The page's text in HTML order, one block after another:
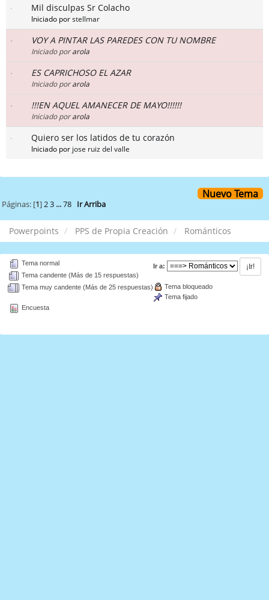
Mil disculpas Sr Colacho
Iniciado porstellmar
VOY A PINTAR LAS PAREDES CON TU NOMBRE
Iniciado porarola
ES CAPRICHOSO EL AZAR
Iniciado porarola
!!!EN AQUEL AMANECER DE MAYO!!!!!!
Iniciado porarola
Quiero ser los latidos de tu corazón
Iniciado por jose ruiz del valle
Nuevo Tema
Páginas: [1]2 3 ...78 Ir Arriba
Powerpoints PPS de Propia Creación Románticos
Ir a:
Tema normal
Tema candente (Más de 15 respuestas)
Tema muy candente (Más de 25 respuestas)
Tema bloqueado
Tema fijado
Encuesta